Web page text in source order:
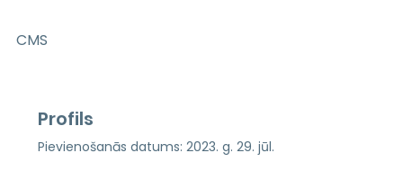
Profils
Pievienošanās datums: 2023. g. 29. jūl.
CMS